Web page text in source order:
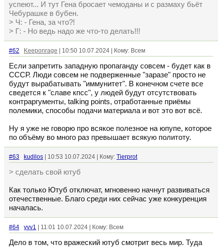
успеют... И тут Гена бросает чемоданы и с размаху бьёт
Чебурашке в бубен.
> Ч: - Гена, за что?!
> Г: - Но ведь надо же что-то делать!!!
#62 Keeponrage | 10:50 10.07.2024 | Кому: Всем
Если запретить западную пропаганду совсем - будет как в
СССР. Люди совсем не подверженные "заразе" просто не
будут вырабатывать "иммунитет". В конечном счете все
сведется к "славе кпсс", у людей будут отсутствовать
контраргументы, talking points, отработанные приёмы
полемики, способы подачи материала и вот это вот всё.
Ну я уже не говорю про всякое полезное на юпупе, которое
по объёму во много раз превышает всякую политоту.
#63 kudilos | 10:53 10.07.2024 | Кому: Tierprot
> сделать свой ютуб
Как только Ютуб отключат, мгновенно начнут развиваться
отечественные. Благо среди них сейчас уже конкуренция
началась.
#64 yvv1 | 11:01 10.07.2024 | Кому: Всем
Дело в том, что вражеский ютуб смотрит весь мир. Туда